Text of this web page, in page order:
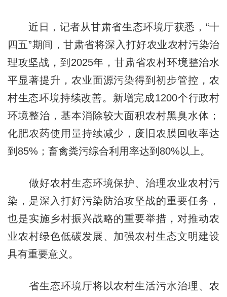
近日，记者从甘肃省生态环境厅获悉，“十
四五”期间，甘肃省将深入打好农业农村污染治
理攻坚战，到2025年，甘肃省农村环境整治水
平显著提升，农业面源污染得到初步管控，农
村生态环境持续改善。新增完成1200个行政村
环境整治，基本消除较大面积农村黑臭水体；
化肥农药使用量持续减少，废旧农膜回收率达
到85%；畜禽粪污综合利用率达到80%以上。
做好农村生态环境保护、治理农业农村污
染，是深入打好污染防治攻坚战的重要任务，
也是实施乡村振兴战略的重要举措，对推动农
业农村绿色低碳发展、加强农村生态文明建设
具有重要意义。
省生态环境厅将以农村生活污水治理、农